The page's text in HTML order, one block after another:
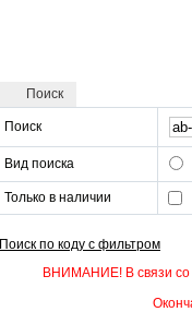
Поиск
Поиск
Вид поиска
Только в наличии
Поиск по коду с фильтром
ВНИМАНИЕ! В связи со